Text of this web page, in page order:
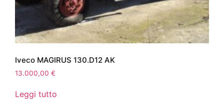
Iveco MAGIRUS 130.D12 AK
13.000,00 €
Leggi tutto